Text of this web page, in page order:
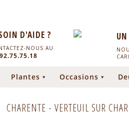
D'AIDE ?
NOUS AU
Plantes Occasions
CHARENTE - VERTEUIL SUR